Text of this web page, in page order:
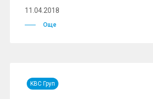
11.04.2018
Още
KBC Груп